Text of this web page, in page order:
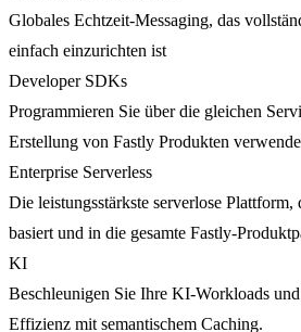
Globales Echtzeit-Messaging, das
einfach einzurichten ist
Developer SDKs
Programmieren Sie über die gleichen
Erstellung von Fastly Produkten
Enterprise Serverless
Die leistungsstärkste serverlose Plattform,
basiert und in die gesamte Fastly-
KI
Beschleunigen Sie Ihre KI-Workloads
Effizienz mit semantischem Caching.